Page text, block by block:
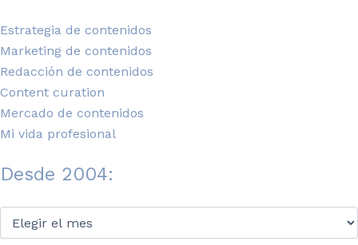
Estrategia de contenidos
Marketing de contenidos
Redacción de contenidos
Content curation
Mercado de contenidos
Mi vida profesional
Desde 2004:
2004: